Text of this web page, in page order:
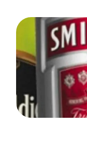
Strategic+ Partner
Excellence Partner
Partner